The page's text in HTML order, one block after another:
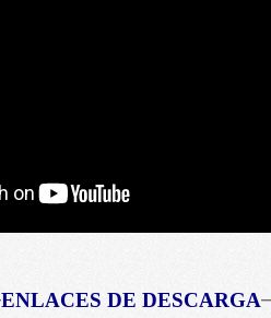
ENLACES DE DESCARGA